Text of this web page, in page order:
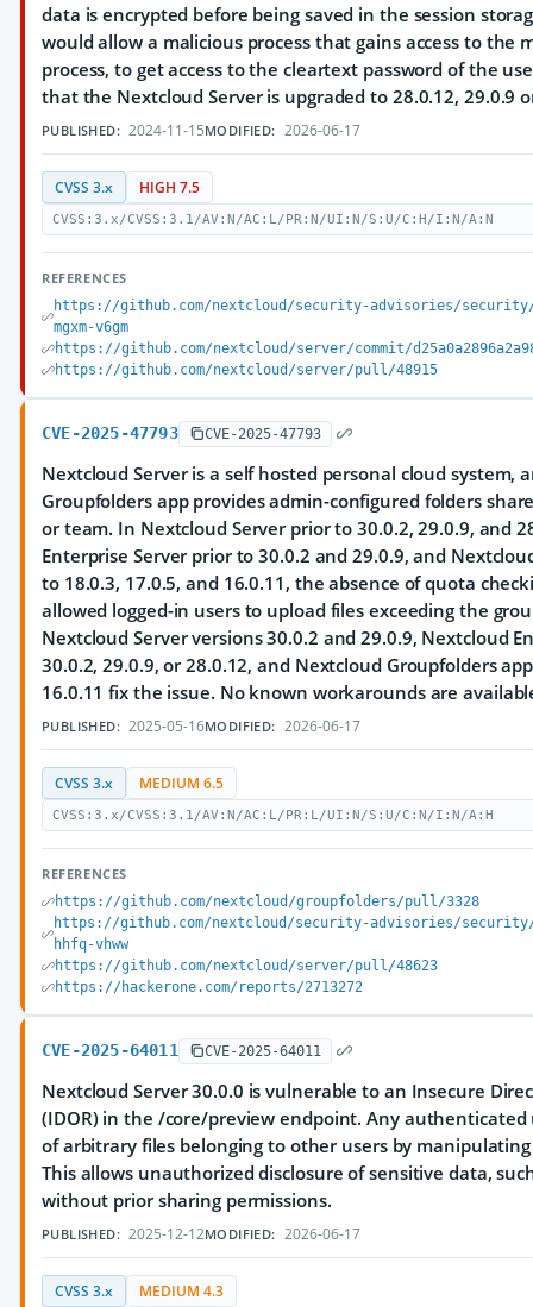
data is encrypted before being saved in the session
would allow a malicious process that gains access to the
process, to get access to the cleartext password of the
that the Nextcloud Server is upgraded to 28.0.12, 29.0.9
PUBLISHED: 2024-11-15MODIFIED: 2026-06-17
CVSS 3.x HIGH 7.5
CVSS:3.x/CVSS:3.1/AV:N/AC:L/PR:N/UI:N/S:U/C:H/I:N/A:N
REFERENCES
https://github.com/nextcloud/security-advisories/security/
mgxm-v6gm
https://github.com/nextcloud/server/commit/
https://github.com/nextcloud/server/pull/48915
CVE-2025-47793 CVE-2025-47793
Nextcloud Server is a self hosted personal cloud system,
Groupfolders app provides admin-configured folders
or team. In Nextcloud Server prior to 30.0.2, 29.0.9, and
Enterprise Server prior to 30.0.2 and 29.0.9, and
to 18.0.3, 17.0.5, and 16.0.11, the absence of quota
allowed logged-in users to upload files exceeding the
Nextcloud Server versions 30.0.2 and 29.0.9, Nextcloud
30.0.2, 29.0.9, or 28.0.12, and Nextcloud Groupfolders
16.0.11 fix the issue. No known workarounds are
PUBLISHED: 2025-05-16MODIFIED: 2026-06-17
CVSS 3.x MEDIUM 6.5
CVSS:3.x/CVSS:3.1/AV:N/AC:L/PR:L/UI:N/S:U/C:N/I:N/A:H
REFERENCES
https://github.com/nextcloud/groupfolders/pull/3328
https://github.com/nextcloud/security-advisories/security/
hhfq-vhww
https://github.com/nextcloud/server/pull/48623
https://hackerone.com/reports/2713272
CVE-2025-64011 CVE-2025-64011
Nextcloud Server 30.0.0 is vulnerable to an Insecure
(IDOR) in the /core/preview endpoint. Any authenticated
of arbitrary files belonging to other users by
This allows unauthorized disclosure of sensitive data,
without prior sharing permissions.
PUBLISHED: 2025-12-12MODIFIED: 2026-06-17
CVSS 3.x MEDIUM 4.3